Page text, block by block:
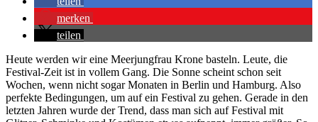
merken
teilen
Heute werden wir eine Meerjungfrau Krone basteln. Leute, die
Festival-Zeit ist in vollem Gang. Die Sonne scheint schon seit
Wochen, wenn nicht sogar Monaten in Berlin und Hamburg. Also
perfekte Bedingungen, um auf ein Festival zu gehen. Gerade in den
letzten Jahren wurde der Trend, dass man sich auf Festival mit